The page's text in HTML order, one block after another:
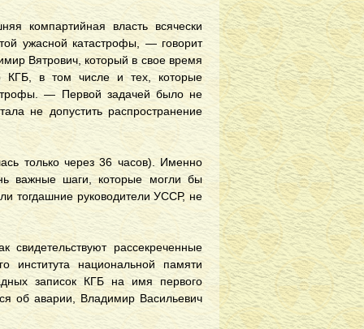
компартийная власть всячески
ужасной катастрофы, — говорит
Вятрович, который в свое время
КГБ, в том числе и тех, которые
— Первой задачей было не
не допустить распространение
только через 36 часов). Именно
важные шаги, которые могли бы
тогдашние руководители УССР, не
рассекреченные
института национальной памяти
записок КГБ на имя первого
об аварии, Владимир Васильевич